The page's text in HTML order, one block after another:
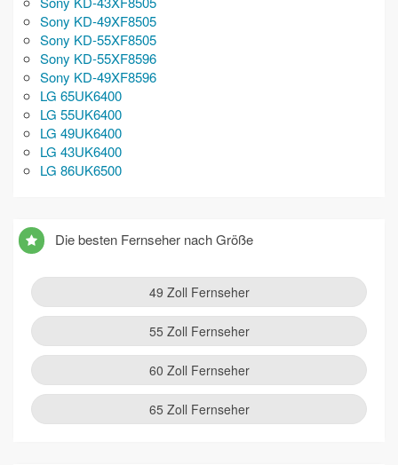
Sony KD-49XF8505
Sony KD-55XF8505
Sony KD-55XF8596
Sony KD-49XF8596
LG 65UK6400
LG 55UK6400
LG 49UK6400
LG 43UK6400
LG 86UK6500
Die besten Fernseher nach Größe
49 Zoll Fernseher
55 Zoll Fernseher
60 Zoll Fernseher
65 Zoll Fernseher